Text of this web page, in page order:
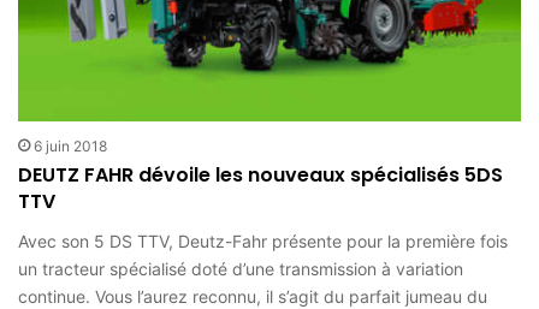
6 juin 2018
DEUTZ FAHR dévoile les nouveaux spécialisés 5DS
TTV
Avec son 5 DS TTV, Deutz-Fahr présente pour la première fois
un tracteur spécialisé doté d’une transmission à variation
continue. Vous l’aurez reconnu, il s’agit du parfait jumeau du